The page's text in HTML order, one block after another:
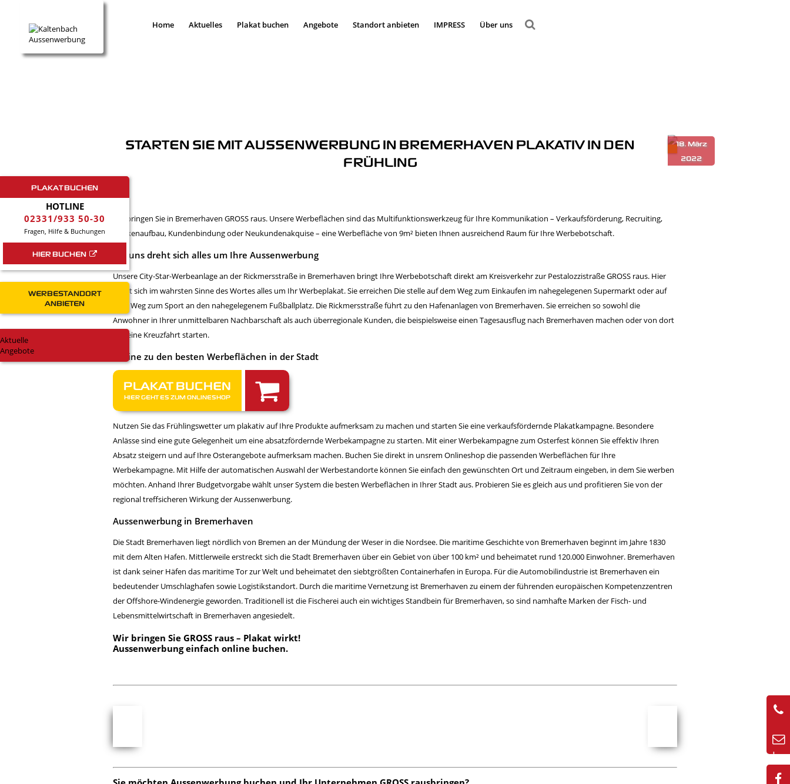
Home Aktuelles Plakat buchen Angebote Standort anbieten IMPRESS Über uns
STARTEN SIE MIT AUSSENWERBUNG IN BREMERHAVEN PLAKATIV IN DEN
FRÜHLING
Wir bringen Sie in Bremerhaven GROSS raus. Unsere Werbeflächen sind das Multifunktionswerkzeug für Ihre Kommunikation – Verkaufsförderung, Recruiting,
Markenaufbau, Kundenbindung oder Neukundenakquise – eine Werbefläche von 9m² bieten Ihnen ausreichend Raum für Ihre Werbebotschaft.
Bei uns dreht sich alles um Ihre Aussenwerbung
Unsere City-Star-Werbeanlage an der Rickmersstraße in Bremerhaven bringt Ihre Werbebotschaft direkt am Kreisverkehr zur Pestalozzistraße GROSS raus. Hier
dreht sich im wahrsten Sinne des Wortes alles um Ihr Werbeplakat. Sie erreichen Die stelle auf dem Weg zum Einkaufen im nahegelegenen Supermarkt oder auf
dem Weg zum Sport an den nahegelegenem Fußballplatz. Die Rickmersstraße führt zu den Hafenanlagen von Bremerhaven. Sie erreichen so sowohl die
Anwohner in Ihrer unmittelbaren Nachbarschaft als auch überregionale Kunden, die beispielsweise einen Tagesausflug nach Bremerhaven machen oder von dort
aus eine Kreuzfahrt starten.
Online zu den besten Werbeflächen in der Stadt
PLAKAT BUCHEN
HIER GEHT ES ZUM ONLINESHOP
Nutzen Sie das Frühlingswetter um plakativ auf Ihre Produkte aufmerksam zu machen und starten Sie eine verkaufsfördernde Plakatkampagne. Besondere
Anlässe sind eine gute Gelegenheit um eine absatzfördernde Werbekampagne zu starten. Mit einer Werbekampagne zum Osterfest können Sie effektiv Ihren
Absatz steigern und auf Ihre Osterangebote aufmerksam machen. Buchen Sie direkt in unsrem Onlineshop die passenden Werbeflächen für Ihre
Werbekampagne. Mit Hilfe der automatischen Auswahl der Werbestandorte können Sie einfach den gewünschten Ort und Zeitraum eingeben, in dem Sie werben
möchten. Anhand Ihrer Budgetvorgabe wählt unser System die besten Werbeflächen in Ihrer Stadt aus. Probieren Sie es gleich aus und profitieren Sie von der
regional treffsicheren Wirkung der Aussenwerbung.
Aussenwerbung in Bremerhaven
Die Stadt Bremerhaven liegt nördlich von Bremen an der Mündung der Weser in die Nordsee. Die maritime Geschichte von Bremerhaven beginnt im Jahre 1830
mit dem Alten Hafen. Mittlerweile erstreckt sich die Stadt Bremerhaven über ein Gebiet von über 100 km² und beheimatet rund 120.000 Einwohner. Bremerhaven
ist dank seiner Häfen das maritime Tor zur Welt und beheimatet den siebtgrößten Containerhafen in Europa. Für die Automobilindustrie ist Bremerhaven ein
bedeutender Umschlaghafen sowie Logistikstandort. Durch die maritime Vernetzung ist Bremerhaven zu einem der führenden europäischen Kompetenzzentren
der Offshore-Windenergie geworden. Traditionell ist die Fischerei auch ein wichtiges Standbein für Bremerhaven, so sind namhafte Marken der Fisch- und
Lebensmittelwirtschaft in Bremerhaven angesiedelt.
Wir bringen Sie GROSS raus – Plakat wirkt!
Aussenwerbung einfach online buchen.
PLAKAT BUCHEN
HOTLINE
02331/933 50-30
Fragen, Hilfe & Buchungen
HIER BUCHEN
WERBESTANDORT
ANBIETEN
Aktuelle
Angebote
50-
20